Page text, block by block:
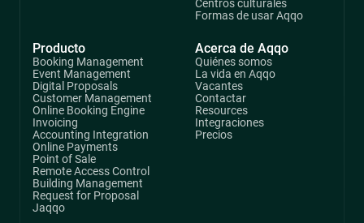
Producto
Booking Management
Event Management
Digital Proposals
Customer Management
Online Booking Engine
Invoicing
Accounting Integration
Online Payments
Point of Sale
Remote Access Control
Building Management
Request for Proposal
Jaqqo
Centros culturales
Formas de usar Aqqo
Acerca de Aqqo
Quiénes somos
La vida en Aqqo
Vacantes
Contactar
Resources
Integraciones
Precios